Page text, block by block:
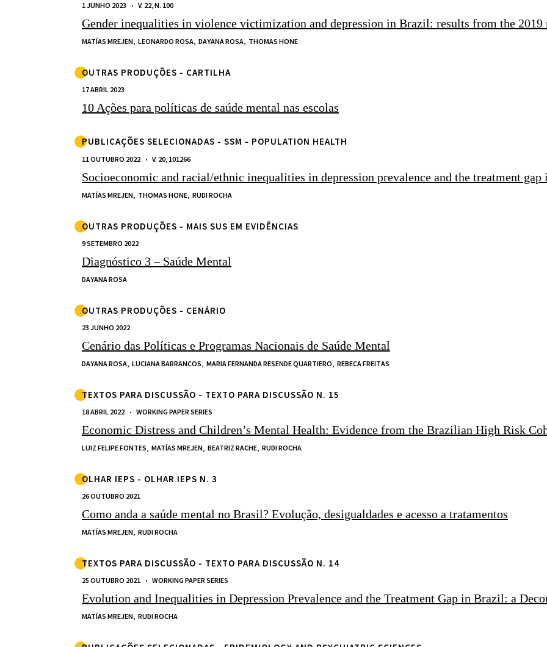
1 JUNHO 2023 V. 22, N. 100
Gender inequalities in violence victimization and depression in Brazil: results from the 2019
MATÍAS MREJEN, LEONARDO ROSA, DAYANA ROSA, THOMAS HONE
OUTRAS PRODUÇÕES - CARTILHA
17 ABRIL 2023
10 Ações para políticas de saúde mental nas escolas
PUBLICAÇÕES SELECIONADAS - SSM - POPULATION HEALTH
11 OUTUBRO 2022 V. 20, 101266
Socioeconomic and racial/ethnic inequalities in depression prevalence and the treatment
MATÍAS MREJEN, THOMAS HONE, RUDI ROCHA
OUTRAS PRODUÇÕES - MAIS SUS EM EVIDÊNCIAS
9 SETEMBRO 2022
Diagnóstico 3 – Saúde Mental
DAYANA ROSA
OUTRAS PRODUÇÕES - CENÁRIO
23 JUNHO 2022
Cenário das Políticas e Programas Nacionais de Saúde Mental
DAYANA ROSA, LUCIANA BARRANCOS, MARIA FERNANDA RESENDE QUARTIERO, REBECA FREITAS
TEXTOS PARA DISCUSSÃO - TEXTO PARA DISCUSSÃO N. 15
18 ABRIL 2022 WORKING PAPER SERIES
Economic Distress and Children’s Mental Health: Evidence from the Brazilian High Risk
LUIZ FELIPE FONTES, MATÍAS MREJEN, BEATRIZ RACHE, RUDI ROCHA
OLHAR IEPS - OLHAR IEPS N. 3
26 OUTUBRO 2021
Como anda a saúde mental no Brasil? Evolução, desigualdades e acesso a tratamentos
MATÍAS MREJEN, RUDI ROCHA
TEXTOS PARA DISCUSSÃO - TEXTO PARA DISCUSSÃO N. 14
25 OUTUBRO 2021 WORKING PAPER SERIES
Evolution and Inequalities in Depression Prevalence and the Treatment Gap in Brazil: a
MATÍAS MREJEN, RUDI ROCHA